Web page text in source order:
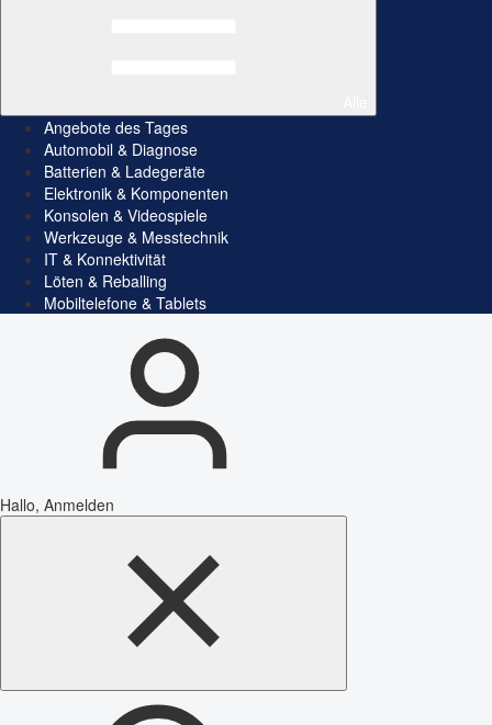
Angebote des Tages
Automobil & Diagnose
Batterien & Ladegeräte
Elektronik & Komponenten
Konsolen & Videospiele
Werkzeuge & Messtechnik
IT & Konnektivität
Löten & Reballing
Mobiltelefone & Tablets
Hallo, Anmelden